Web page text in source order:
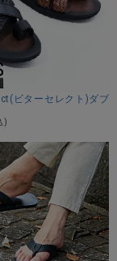
ル/全3色
ビターセレクト)ダブ
)